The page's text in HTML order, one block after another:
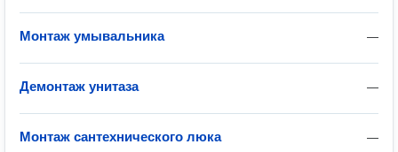
—
Монтаж умывальника
—
Демонтаж унитаза
—
Монтаж сантехнического люка